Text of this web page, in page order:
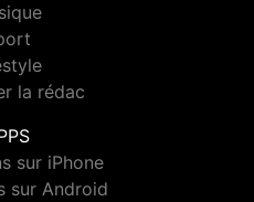
la rédac
sur iPhone
sur Android